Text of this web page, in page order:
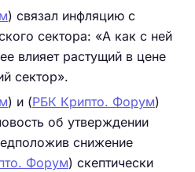
) связал инфляцию с
сектора: «А как с ней
влияет растущий в цене
сектор».
) и (РБК Крипто. Форум)
об утверждении
снижение
Форум) скептически